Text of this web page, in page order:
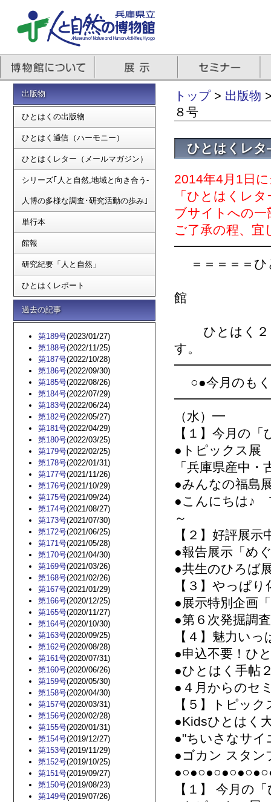
出版物
ひとはくの出版物
ひとはく通信（ハーモニー）
ひとはくレター（メールマガジン）
シリーズ｢人と自然,地域と向き合う-
人博の多様な調査･研究活動の歩み｣
単行本
館報
研究紀要「人と自然」
ひとはくレポート
過去の記事
第189号(2023/01/27)
第188号(2022/11/25)
第187号(2022/10/28)
第186号(2022/09/30)
第185号(2022/08/26)
第184号(2022/07/29)
第183号(2022/06/24)
第182号(2022/05/27)
第181号(2022/04/29)
第180号(2022/03/25)
第179号(2022/02/25)
第178号(2022/01/31)
第177号(2021/11/26)
第176号(2021/10/29)
第175号(2021/09/24)
第174号(2021/08/27)
第173号(2021/07/30)
第172号(2021/06/25)
第171号(2021/05/28)
第170号(2021/04/30)
第169号(2021/03/26)
第168号(2021/02/26)
第167号(2021/01/29)
第166号(2020/12/25)
第165号(2020/11/27)
第164号(2020/10/30)
第163号(2020/09/25)
第162号(2020/08/28)
第161号(2020/07/31)
第160号(2020/06/26)
第159号(2020/05/30)
第158号(2020/04/30)
第157号(2020/03/31)
第156号(2020/02/28)
第155号(2020/01/31)
第154号(2019/12/27)
第153号(2019/11/29)
第152号(2019/10/25)
第151号(2019/09/27)
第150号(2019/08/23)
第149号(2019/07/26)
トップ> 出版物
８号
ひとはくレ
2014年4月1日
「ひとはくレ
ブサイトへの
ご了承の程、宜
＝＝＝＝＝ひ
館
ひとはく２０
す。
○●今月のも
（水）━
【１】今月の
●トピックス展
「兵庫県産中
●みんなの福島
●こんにちは♪
～
【２】好評展示
●報告展示「め
●共生のひろば
【３】やっぱ
●展示特別企画
●第６次発掘調
【４】魅力い
●申込不要！ひ
●ひとはく手帖
●４月からのセ
【５】トピック
●Kidsひとはく
●"ちいさなサイ
●ゴカン スタン
【１】 今月の